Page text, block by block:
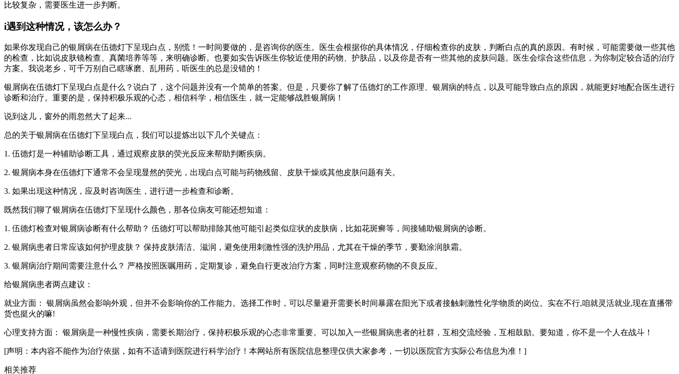
比较复杂，需要医生进一步判断。
i遇到这种情况，该怎么办？
如果你发现自己的银屑病在伍德灯下呈现白点，别慌！一时间要做的，是咨询你的医生。医生会根据你的具体情况，仔细检查你的皮肤，判断白点的真的原因。有时候，可能需要做一些其他
的检查，比如说皮肤镜检查、真菌培养等等，来明确诊断。也要如实告诉医生你较近使用的药物、护肤品，以及你是否有一些其他的皮肤问题。医生会综合这些信息，为你制定较合适的治疗
方案。我说老乡，可千万别自己瞎琢磨、乱用药，听医生的总是没错的！
银屑病在伍德灯下呈现白点是什么？说白了，这个问题并没有一个简单的答案。但是，只要你了解了伍德灯的工作原理、银屑病的特点，以及可能导致白点的原因，就能更好地配合医生进行
诊断和治疗。重要的是，保持积极乐观的心态，相信科学，相信医生，就一定能够战胜银屑病！
说到这儿，窗外的雨忽然大了起来...
总的关于银屑病在伍德灯下呈现白点，我们可以提炼出以下几个关键点：
1. 伍德灯是一种辅助诊断工具，通过观察皮肤的荧光反应来帮助判断疾病。
2. 银屑病本身在伍德灯下通常不会呈现显然的荧光，出现白点可能与药物残留、皮肤干燥或其他皮肤问题有关。
3. 如果出现这种情况，应及时咨询医生，进行进一步检查和诊断。
既然我们聊了银屑病在伍德灯下呈现什么颜色，那各位病友可能还想知道：
1. 伍德灯检查对银屑病诊断有什么帮助？ 伍德灯可以帮助排除其他可能引起类似症状的皮肤病，比如花斑癣等，间接辅助银屑病的诊断。
2. 银屑病患者日常应该如何护理皮肤？ 保持皮肤清洁、滋润，避免使用刺激性强的洗护用品，尤其在干燥的季节，要勤涂润肤霜。
3. 银屑病治疗期间需要注意什么？ 严格按照医嘱用药，定期复诊，避免自行更改治疗方案，同时注意观察药物的不良反应。
给银屑病患者两点建议：
就业方面： 银屑病虽然会影响外观，但并不会影响你的工作能力。选择工作时，可以尽量避开需要长时间暴露在阳光下或者接触刺激性化学物质的岗位。实在不行,咱就灵活就业,现在直播带
货也挺火的嘛!
心理支持方面： 银屑病是一种慢性疾病，需要长期治疗，保持积极乐观的心态非常重要。可以加入一些银屑病患者的社群，互相交流经验，互相鼓励。要知道，你不是一个人在战斗！
[声明：本内容不能作为治疗依据，如有不适请到医院进行科学治疗！本网站所有医院信息整理仅供大家参考，一切以医院官方实际公布信息为准！]
相关推荐